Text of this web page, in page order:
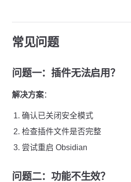
常见问题
问题一：插件无法启用？
解决方案：
确认已关闭安全模式
检查插件文件是否完整
尝试重启 Obsidian
问题二：功能不生效？